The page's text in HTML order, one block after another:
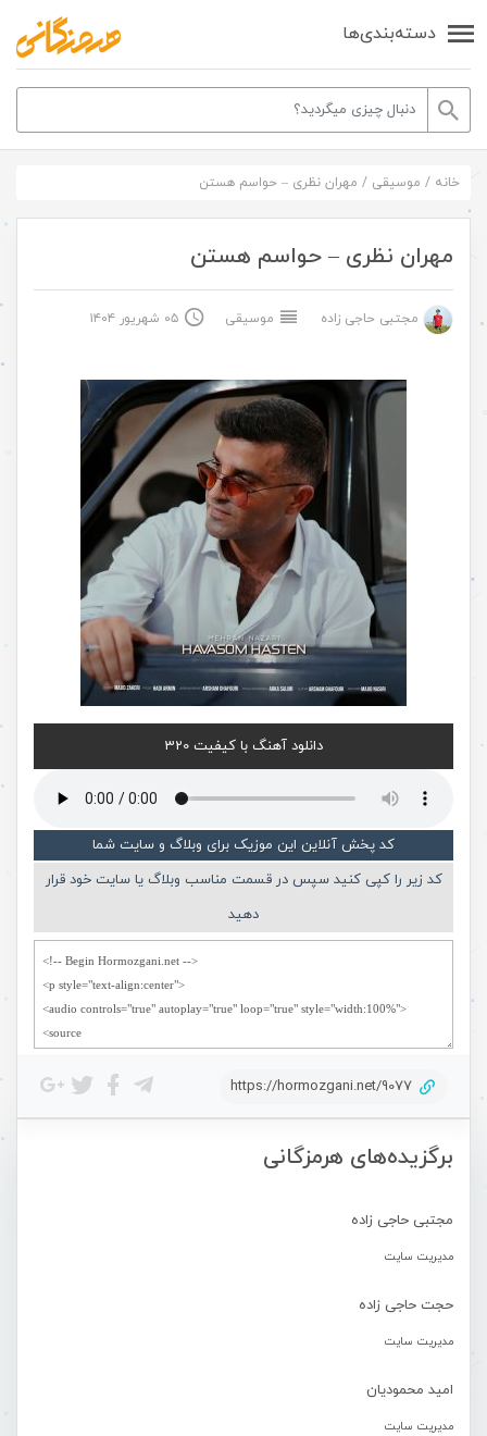
دسته‌بندی‌ها
برگزیده‌های هرمزگانی
مجتبی حاجی زاده
مدیریت سایت
حجت حاجی زاده
مدیریت سایت
امید محمودیان
مدیریت سایت
خانه / موسیقی / مهران نظری – حواسم هستن
مهران نظری – حواسم هستن
مجتبی حاجی زاده موسیقی ۰۵ شهریور ۱۴۰۴
دانلود آهنگ با کیفیت 320
کد پخش آنلاین این موزیک برای وبلاگ و سایت شما
کد زیر را کپی کنید سپس در قسمت مناسب وبلاگ یا سایت خود قرار
دهید
https://hormozgani.net/9077